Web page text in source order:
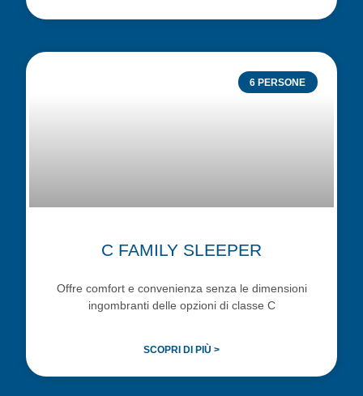
6 PERSONE
C FAMILY SLEEPER
Offre comfort e convenienza senza le dimensioni
ingombranti delle opzioni di classe C
SCOPRI DI PIÙ >